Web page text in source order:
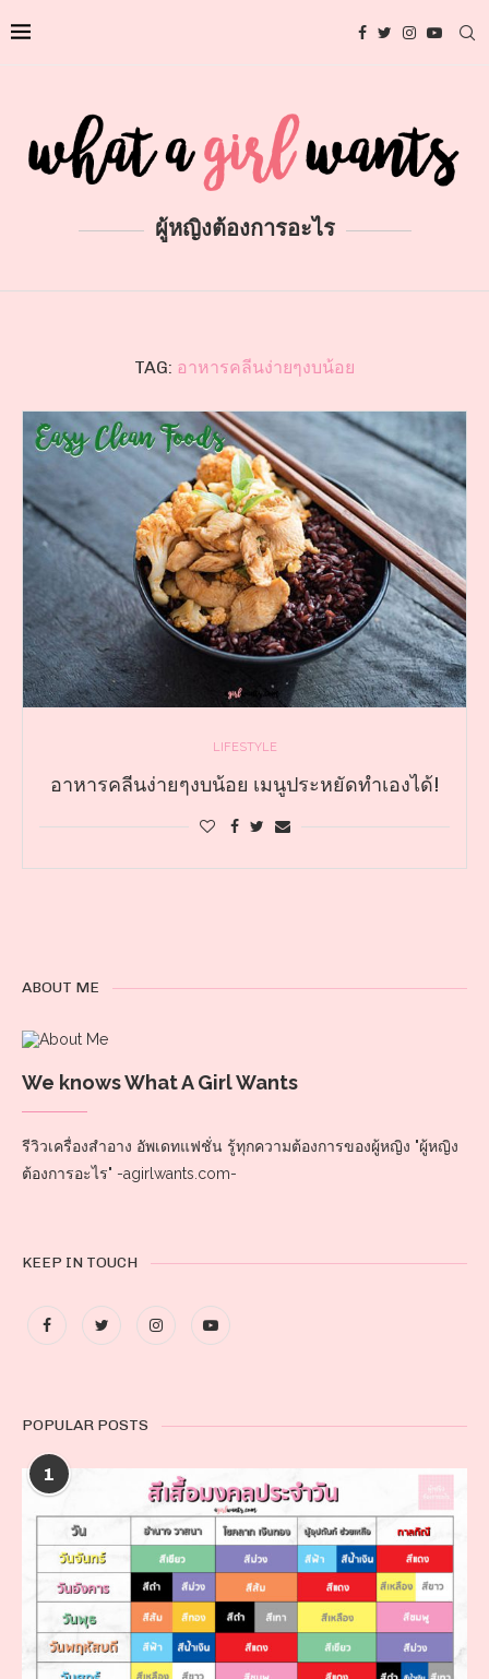
ผู้หญิงต้องการอะไร
TAG: อาหารคลีนง่ายๆงบน้อย
LIFESTYLE
อาหารคลีนง่ายๆงบน้อย เมนูประหยัดทำเองได้!
ABOUT ME
We knows What A Girl Wants
รีวิวเครื่องสำอาง อัพเดทแฟชั่น รู้ทุกความต้องการของผู้หญิง "ผู้หญิง
ต้องการอะไร" -agirlwants.com-
KEEP IN TOUCH
POPULAR POSTS
1